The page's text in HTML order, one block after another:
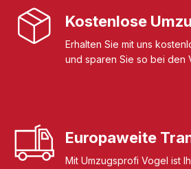
Kostenlose
Erhalten Sie mit uns
und sparen Sie so bei den
Europaweite
Mit Umzugsprofi Vogel ist